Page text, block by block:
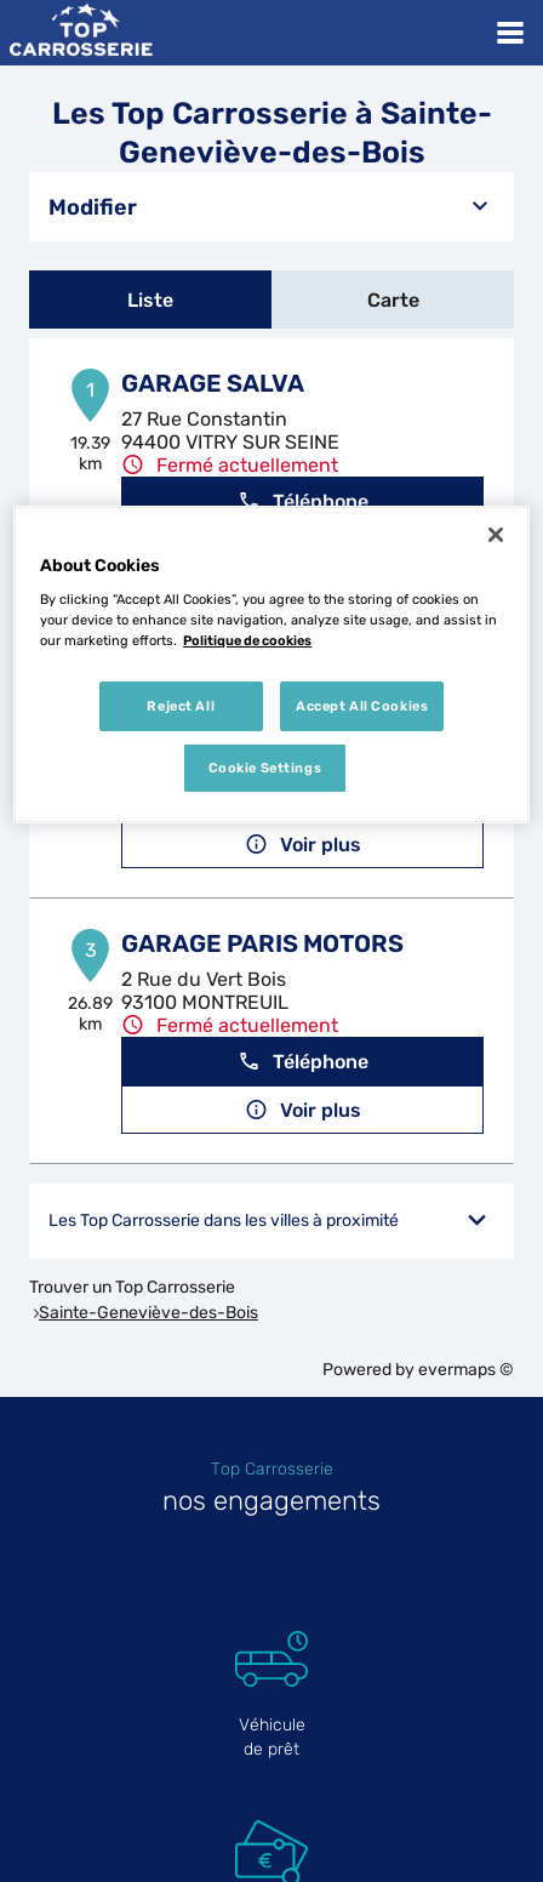
Les Top Carrosserie à Sainte-
Geneviève-des-Bois
Modifier
Liste Carte
1
19.39
km
GARAGE SALVA
27 Rue Constantin
94400 VITRY SUR SEINE
Fermé actuellement
Téléphone
km
CARROSSERIE AUTO
DOURDAN
17 Rue de la Gaudree
91410 DOURDAN
Fermé actuellement
Téléphone
Voir plus
3
26.89
km
GARAGE PARIS MOTORS
2 Rue du Vert Bois
93100 MONTREUIL
Fermé actuellement
Téléphone
Voir plus
Les Top Carrosserie dans les villes à proximité
Trouver un Top Carrosserie
Sainte-Geneviève-des-Bois
Powered byevermaps ©
Top Carrosserie
nos engagements
Véhicule
de prêt
About Cookies
By clicking “Accept All Cookies”, you agree to the storing of cookies on
your device to enhance site navigation, analyze site usage, and assist in
our marketing efforts. Politique de cookies
Reject All Accept All Cookies
Cookie Settings